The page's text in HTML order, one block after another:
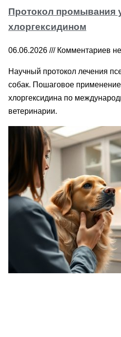
Протокол промывания
хлоргексидином
06.06.2026 Комментариев
Научный протокол лечения
собак. Пошаговое
хлоргексидина по
ветеринарии.